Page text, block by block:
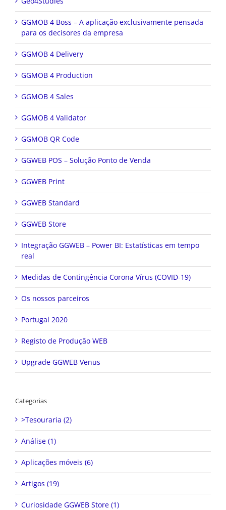
GGMOB 4 Boss – A aplicação exclusivamente pensada
para os decisores da empresa
GGMOB 4 Delivery
GGMOB 4 Production
GGMOB 4 Sales
GGMOB 4 Validator
GGMOB QR Code
GGWEB POS – Solução Ponto de Venda
GGWEB Print
GGWEB Standard
GGWEB Store
Integração GGWEB – Power BI: Estatísticas em tempo
real
Medidas de Contingência Corona Vírus (COVID-19)
Os nossos parceiros
Portugal 2020
Registo de Produção WEB
Upgrade GGWEB Venus
Categorias
>Tesouraria (2)
Análise (1)
Aplicações móveis (6)
Artigos (19)
Curiosidade GGWEB Store (1)